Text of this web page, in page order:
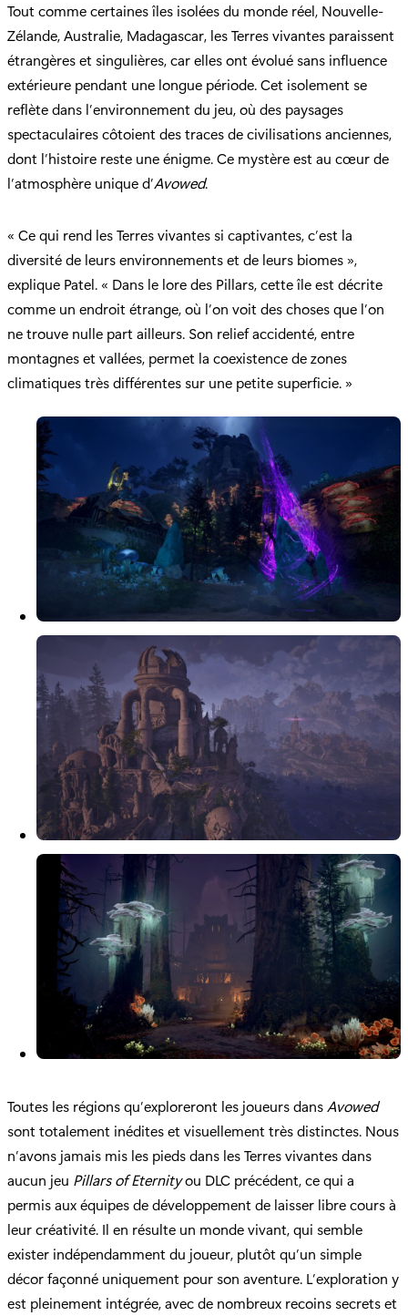
Tout comme certaines îles isolées du monde réel, Nouvelle-
Zélande, Australie, Madagascar, les Terres vivantes paraissent
étrangères et singulières, car elles ont évolué sans influence
extérieure pendant une longue période. Cet isolement se
reflète dans l’environnement du jeu, où des paysages
spectaculaires côtoient des traces de civilisations anciennes,
dont l’histoire reste une énigme. Ce mystère est au cœur de
l’atmosphère unique d’Avowed.
« Ce qui rend les Terres vivantes si captivantes, c’est la
diversité de leurs environnements et de leurs biomes »,
explique Patel. « Dans le lore des Pillars, cette île est décrite
comme un endroit étrange, où l’on voit des choses que l’on
ne trouve nulle part ailleurs. Son relief accidenté, entre
montagnes et vallées, permet la coexistence de zones
climatiques très différentes sur une petite superficie. »
Toutes les régions qu’exploreront les joueurs dans Avowed
sont totalement inédites et visuellement très distinctes. Nous
n’avons jamais mis les pieds dans les Terres vivantes dans
aucun jeu Pillars of Eternityou DLC précédent, ce qui a
permis aux équipes de développement de laisser libre cours à
leur créativité. Il en résulte un monde vivant, qui semble
exister indépendamment du joueur, plutôt qu’un simple
décor façonné uniquement pour son aventure. L’exploration y
est pleinement intégrée, avec de nombreux recoins secrets et